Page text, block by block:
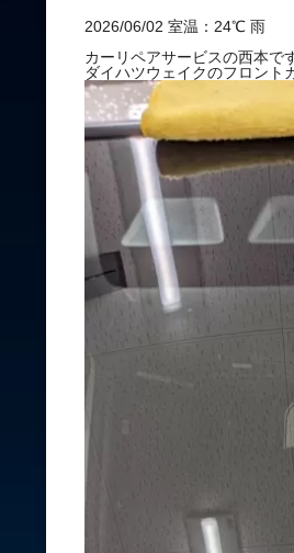
石 リペア
2026/06/02 室温：24℃ 雨
カーリペアサービスの西本で
ダイハツウェイクのフロント